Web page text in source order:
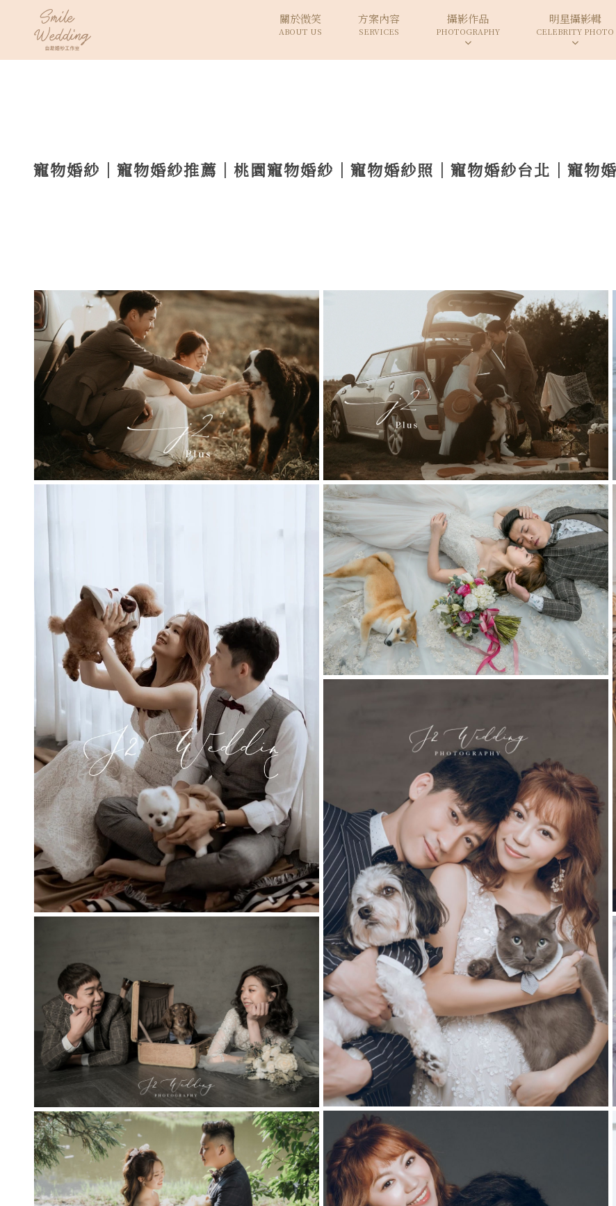
關於微笑
ABOUT US
方案內容
SERVICES
攝影作品
PHOTOGRAPHY
明星攝影輯
CELEBRITY PHOTO
寵物婚紗｜寵物婚紗推薦｜桃園寵物婚紗｜寵物婚紗照｜寵物婚紗台北｜寵物